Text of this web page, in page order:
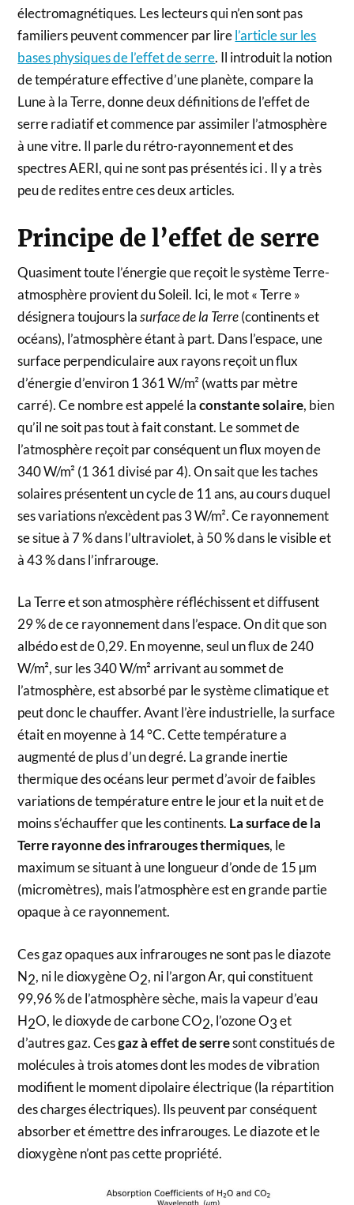
électromagnétiques. Les lecteurs qui n’en sont pas
familiers peuvent commencer par lirel’article sur les
bases physiques de l’effet de serre. Il introduit la notion
de température effective d’une planète, compare la
Lune à la Terre, donne deux définitions de l’effet de
serre radiatif et commence par assimiler l’atmosphère
à une vitre. Il parle du rétro-rayonnement et des
spectres AERI, qui ne sont pas présentés ici . Il y a très
peu de redites entre ces deux articles.
Principe de l’effet de serre
Quasiment toute l’énergie que reçoit le système Terre-
atmosphère provient du Soleil. Ici, le mot « Terre »
désignera toujours lasurface de la Terre(continents et
océans), l’atmosphère étant à part. Dans l’espace, une
surface perpendiculaire aux rayons reçoit un flux
d’énergie d’environ 1 361 W/m² (watts par mètre
carré). Ce nombre est appelé laconstante solaire, bien
qu’il ne soit pas tout à fait constant. Le sommet de
l’atmosphère reçoit par conséquent un flux moyen de
340 W/m² (1 361 divisé par 4). On sait que les taches
solaires présentent un cycle de 11 ans, au cours duquel
ses variations n’excèdent pas 3 W/m². Ce rayonnement
se situe à 7 % dans l’ultraviolet, à 50 % dans le visible et
à 43 % dans l’infrarouge.
La Terre et son atmosphère réfléchissent et diffusent
29 % de ce rayonnement dans l’espace. On dit que son
albédo est de 0,29. En moyenne, seul un flux de 240
W/m², sur les 340 W/m² arrivant au sommet de
l’atmosphère, est absorbé par le système climatique et
peut donc le chauffer. Avant l’ère industrielle, la surface
était en moyenne à 14 °C. Cette température a
augmenté de plus d’un degré. La grande inertie
thermique des océans leur permet d’avoir de faibles
variations de température entre le jour et la nuit et de
moins s’échauffer que les continents. La surface de la
Terre rayonne des infrarouges thermiques, le
maximum se situant à une longueur d’onde de 15 µm
(micromètres), mais l’atmosphère est en grande partie
opaque à ce rayonnement.
Ces gaz opaques aux infrarouges ne sont pas le diazote
N2, ni le dioxygène O2, ni l’argon Ar, qui constituent
99,96 % de l’atmosphère sèche, mais la vapeur d’eau
H2O, le dioxyde de carbone CO2, l’ozone O3et
d’autres gaz. Cesgaz à effet de serresont constitués de
molécules à trois atomes dont les modes de vibration
modifient le moment dipolaire électrique (la répartition
des charges électriques). Ils peuvent par conséquent
absorber et émettre des infrarouges. Le diazote et le
dioxygène n’ont pas cette propriété.